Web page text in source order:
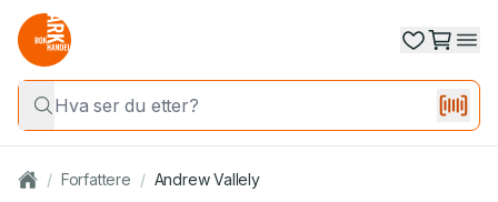
/ Forfattere / Andrew Vallely